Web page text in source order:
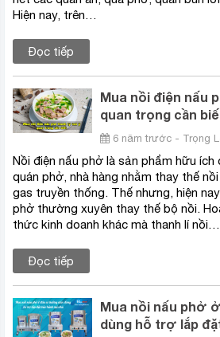
Hiện nay, trên…
Đọc tiếp
Mua nồi điện nấu
quan trọng cần
6 năm trước - Trọng
Nồi điện nấu phở là sản phẩm hữu ích
quán phở, nhà hàng nhằm thay thế
gas truyền thống. Thế nhưng, hiện
phở thường xuyên thay thế bộ nồi.
thức kinh doanh khác mà thanh lí nồi…
Đọc tiếp
Mua nồi nấu phở
dùng hỗ trợ lắp